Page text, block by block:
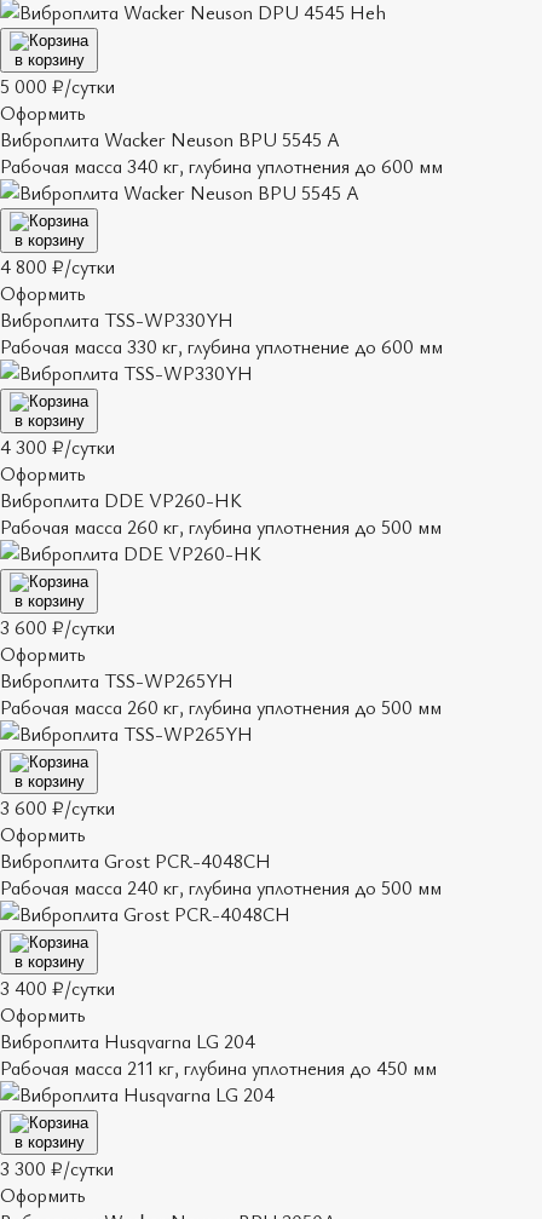
в корзину
5 000 ₽/сутки
Оформить
Виброплита Wacker Neuson BPU 5545 A
Рабочая масса 340 кг, глубина уплотнения до 600 мм
в корзину
4 800 ₽/сутки
Оформить
Виброплита TSS-WP330YH
Рабочая масса 330 кг, глубина уплотнение до 600 мм
в корзину
4 300 ₽/сутки
Оформить
Виброплита DDE VP260-HK
Рабочая масса 260 кг, глубина уплотнения до 500 мм
в корзину
3 600 ₽/сутки
Оформить
Виброплита TSS-WP265YH
Рабочая масса 260 кг, глубина уплотнения до 500 мм
в корзину
3 600 ₽/сутки
Оформить
Виброплита Grost PCR-4048CH
Рабочая масса 240 кг, глубина уплотнения до 500 мм
в корзину
3 400 ₽/сутки
Оформить
Виброплита Husqvarna LG 204
Рабочая масса 211 кг, глубина уплотнения до 450 мм
в корзину
3 300 ₽/сутки
Оформить